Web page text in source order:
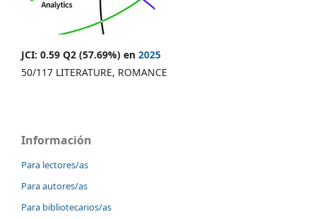
JCI: 0.59 Q2 (57.69%) en 2025
50/117 LITERATURE, ROMANCE
Información
Para lectores/as
Para autores/as
Para bibliotecarios/as